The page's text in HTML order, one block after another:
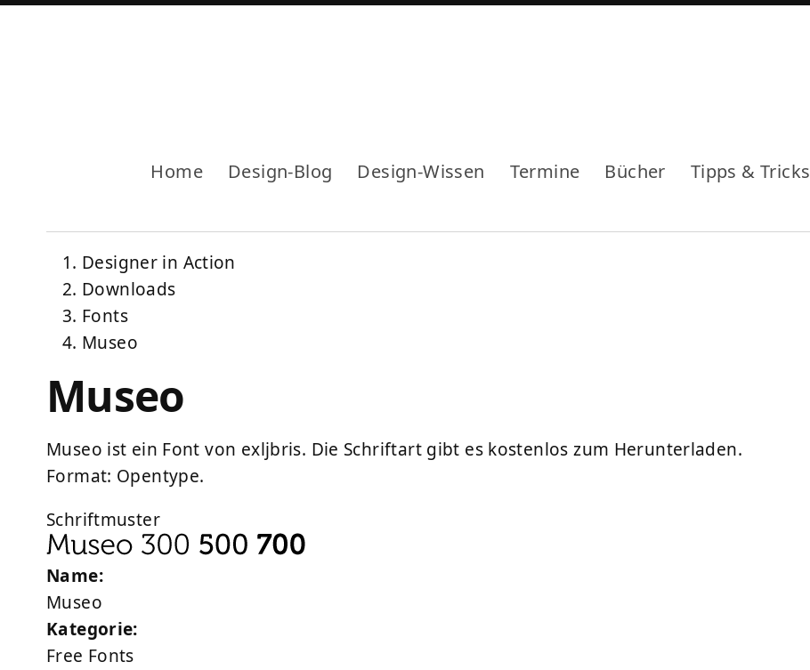
Home Design-Blog Design-Wissen Termine Bücher Tipps & Tricks
Designer in Action
Downloads
Fonts
Museo
Museo
Museo ist ein Font von exljbris. Die Schriftart gibt es kostenlos zum Herunterladen.
Format: Opentype.
Schriftmuster
Name:
Museo
Kategorie:
Free Fonts